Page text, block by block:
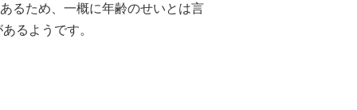
るため、一概に年齢のせいとは言
るようです。